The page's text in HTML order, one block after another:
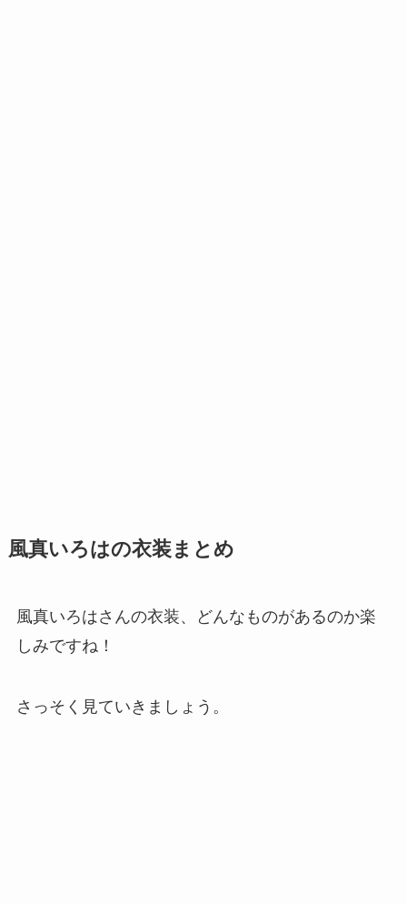
風真いろはの衣装まとめ
風真いろはさんの衣装、どんなものがあるのか楽
しみですね！
さっそく見ていきましょう。